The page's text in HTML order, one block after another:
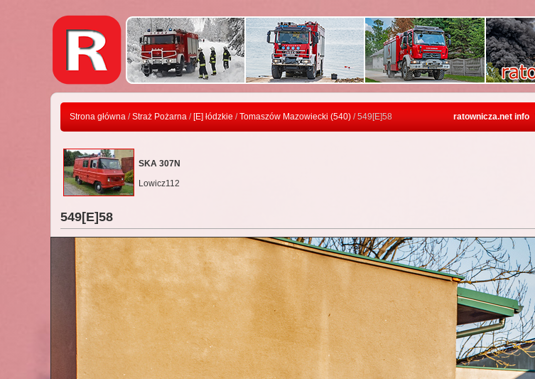
Strona główna /Straż Pożarna / [E] łódzkie /Tomaszów Mazowiecki (540) / 549[E]58 ratownicza.net info
SKA 307N
Lowicz112
549[E]58